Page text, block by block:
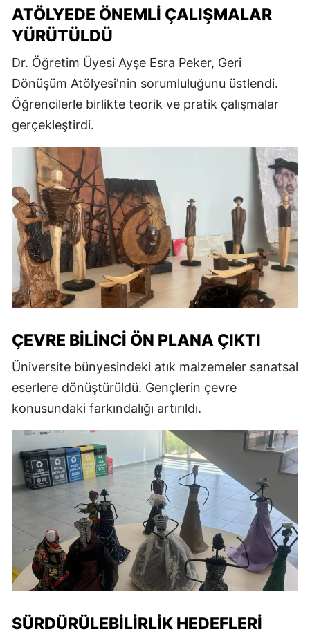
ATÖLYEDE ÖNEMLI ÇALIŞMALAR
YÜRÜTÜLDÜ
Dr. Öğretim Üyesi Ayşe Esra Peker, Geri
Dönüşüm Atölyesi'nin sorumluluğunu üstlendi.
Öğrencilerle birlikte teorik ve pratik çalışmalar
gerçekleştirdi.
ÇEVRE BILINCI ÖN PLANA ÇIKTI
Üniversite bünyesindeki atık malzemeler sanatsal
eserlere dönüştürüldü. Gençlerin çevre
konusundaki farkındalığı artırıldı.
SÜRDÜRÜLEBILIRLIK HEDEFLERI